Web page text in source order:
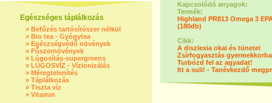
Egészséges táplálkozás
» Befőzés tartósítószer nélkül
» Bio tea - Gyógytea
» Egészségvédő növények
» Fűszernövények
» Lúgosítás-supergreens
» LÚGOSVÍZ - Vízionizálás
» Méregtelenítés
» Táplálkozás
» Tiszta víz
» Vitamin
Kapcsolódó anyagok:
Termék:
Highland PR813 Omega 3
(180db)
Cikk:
A diszlexia okai és tünetei
Zsírfogyasztás
Turbózd fel az agyadat!
Itt a suli! - Tanévkezdő